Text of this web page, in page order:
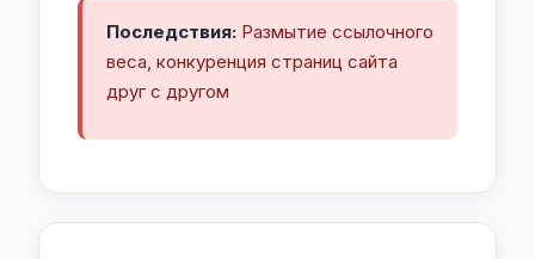
Последствия: Размытие ссылочного
веса, конкуренция страниц сайта
друг с другом